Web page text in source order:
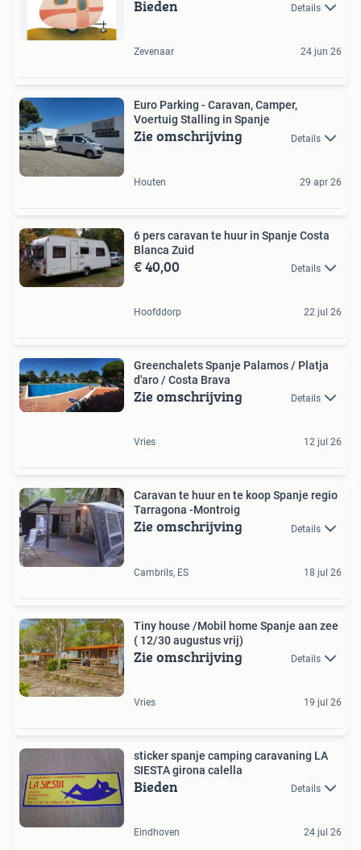
Bieden Details
Zevenaar 24 jun 26
Euro Parking - Caravan, Camper,
Voertuig Stalling in Spanje
Zie omschrijving Details
Houten 29 apr 26
6 pers caravan te huur in Spanje Costa
Blanca Zuid
€ 40,00 Details
Hoofddorp 22 jul 26
Greenchalets Spanje Palamos / Platja
d'aro / Costa Brava
Zie omschrijving Details
Vries 12 jul 26
Caravan te huur en te koop Spanje regio
Tarragona -Montroig
Zie omschrijving Details
Cambrils, ES 18 jul 26
Tiny house /Mobil home Spanje aan zee
( 12/30 augustus vrij)
Zie omschrijving Details
Vries 19 jul 26
sticker spanje camping caravaning LA
SIESTA girona calella
Bieden Details
Eindhoven 24 jul 26